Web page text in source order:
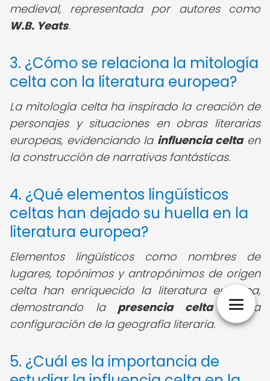
medieval, representada por autores como
W.B. Yeats.
3. ¿Cómo se relaciona la mitología
celta con la literatura europea?
La mitología celta ha inspirado la creación de
personajes y situaciones en obras literarias
europeas, evidenciando la influencia celtaen
la construcción de narrativas fantásticas.
4. ¿Qué elementos lingüísticos
celtas han dejado su huella en la
literatura europea?
Elementos lingüísticos como nombres de
lugares, topónimos y antropónimos de origen
celta han enriquecido la literatura europea,
demostrando la presencia celtaen la
configuración de la geografía literaria.
5. ¿Cuál es la importancia de